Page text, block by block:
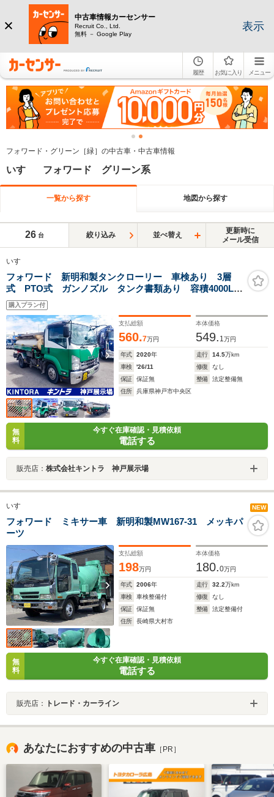
中古車情報カーセンサー
Recruit Co., Ltd.
無料 － Google Play
表示
履歴 お気に入り メニュー
フォワード・グリーン［緑］の中古車・中古車情報
いすゞ フォワード グリーン系
一覧から探す 地図から探す
26 台 絞り込み 並べ替え
更新時に
メール受信
いすゞ
フォワード 新明和製タンクローリー 車検あり 3層
式 PTO式 ガンノズル タンク書類あり 容積4000L
最大積載3000kg 4トン 4t 対応免許/8t限定中型免許
購入プラン付
支払総額
560.7万円
本体価格
549. 1万円
年式 2020年 走行 14.5万km
車検
'26/11 修復
なし
保証
保証無 整備
法定整備無
住所
兵庫県神戸市中央区
無
料
今すぐ在庫確認・見積依頼
電話する
販売店： 株式会社キントラ 神戸展示場
いすゞ NEW
フォワード ミキサー車 新明和製MW167-31 メッキパ
ーツ
支払総額
198万円
本体価格
180.0万円
年式 2006年 走行 32.2万km
車検
車検整備付 修復
なし
保証
保証無 整備
法定整備付
住所
長崎県大村市
無
料
今すぐ在庫確認・見積依頼
電話する
販売店： トレード・カーライン
あなたにおすすめの中古車 ［PR］